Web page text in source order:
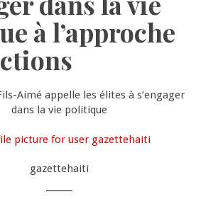
à l’approche
gazettehaiti